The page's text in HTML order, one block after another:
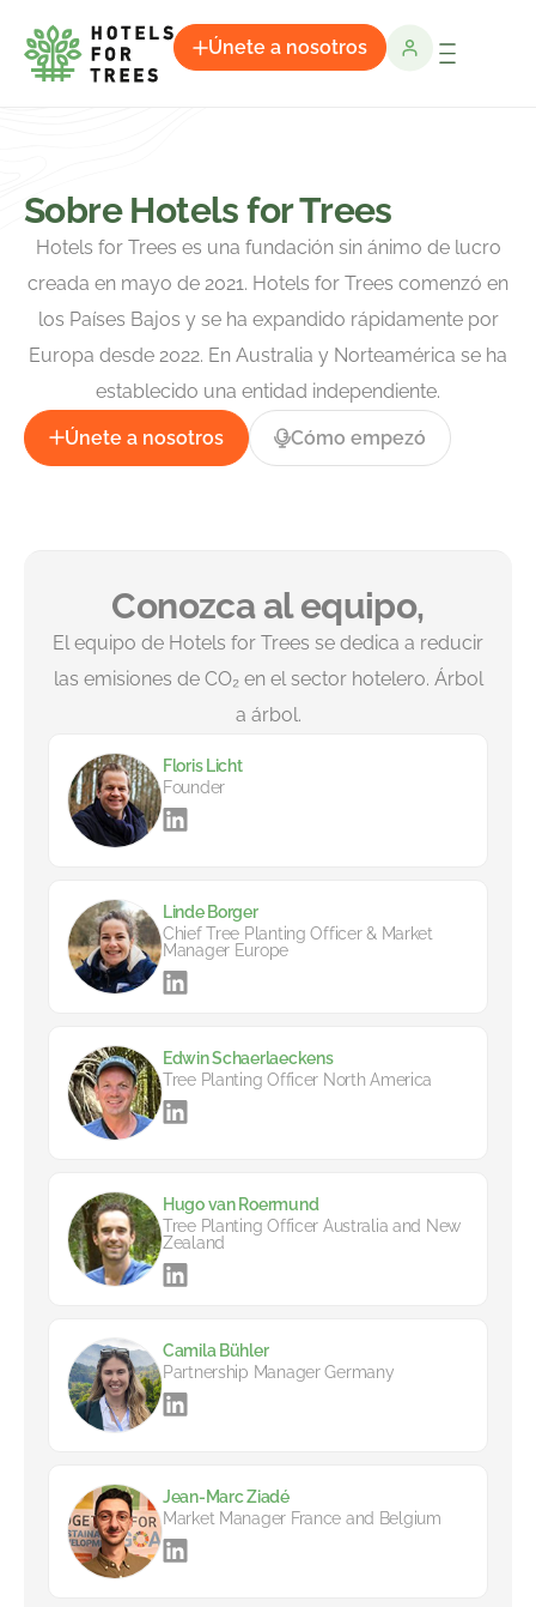
Únete a nosotros
Sobre Hotels for Trees
Hotels for Trees es una fundación sin ánimo de lucro
creada en mayo de 2021. Hotels for Trees comenzó en
los Países Bajos y se ha expandido rápidamente por
Europa desde 2022. En Australia y Norteamérica se ha
establecido una entidad independiente.
Únete a nosotros Cómo empezó
Conozca al equipo,
El equipo de Hotels for Trees se dedica a reducir
las emisiones de CO₂ en el sector hotelero. Árbol
a árbol.
Floris Licht
Founder
Linde Borger
Chief Tree Planting Officer & Market
Manager Europe
Edwin Schaerlaeckens
Tree Planting Officer North America
Hugo van Roermund
Tree Planting Officer Australia and New
Zealand
Camila Bühler
Partnership Manager Germany
Jean-Marc Ziadé
Market Manager France and Belgium